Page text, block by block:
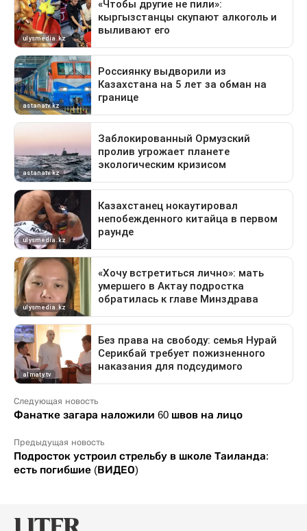
Следующая новость
Фанатке загара наложили 60 швов на лицо
Предыдущая новость
Подросток устроил стрельбу в школе Таиланда:
есть погибшие (ВИДЕО)